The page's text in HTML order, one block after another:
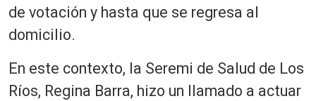
de votación y hasta que se regresa al
domicilio.
En este contexto, la Seremi de Salud de Los
Ríos, Regina Barra, hizo un llamado a actuar